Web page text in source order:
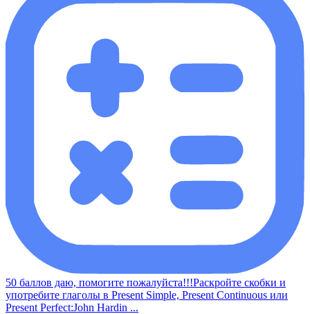
50 баллов даю, помогите пожалуйста!!!Раскройте скобки и
употребите глаголы в Present Simple, Present Continuous или
Present Perfect:John Hardin ...